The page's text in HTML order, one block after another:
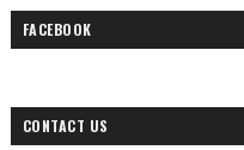
FACEBOOK
CONTACT US